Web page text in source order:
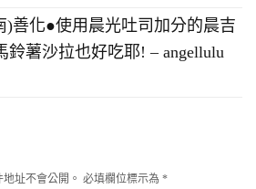
)善化●使用晨光吐司加分的晨吉
鈴薯沙拉也好吃耶! – angellulu
址不會公開。 必填欄位標示為 *